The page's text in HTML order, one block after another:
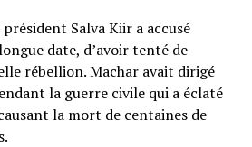
Salva Kiir a accusé
date, d’avoir tenté de
rébellion. Machar avait dirigé
la guerre civile qui a éclaté
la mort de centaines de